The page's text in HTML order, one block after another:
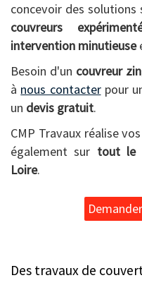
concevoir des solutions
couvreurs
intervention minutieuse
Besoin d'un couvreur
à nous contacterpour
un devis gratuit.
CMP Travaux réalise
également sur tout le
Loire.
Des travaux de